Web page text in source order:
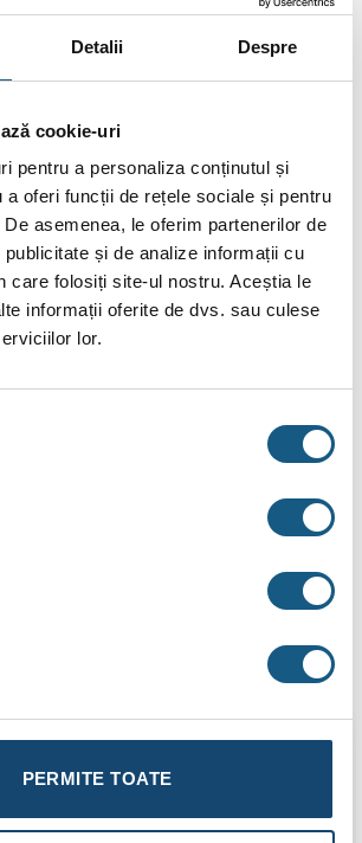
Detalii Despre
cookie-uri
pentru a personaliza conținutul și
a oferi funcții de rețele sociale și pentru
asemenea, le oferim partenerilor de
și de analize informații cu
care folosiți site-ul nostru. Aceștia le
informații oferite de dvs. sau culese
lor.
PERMITE TOATE
SUPLIMENTARE
G 1″M este un grup de pompare cu mufa
electrice, actionata de controler si
pompa Wilo Para ST 25/7 iPWM2,
conectarea unui element de incalzire de